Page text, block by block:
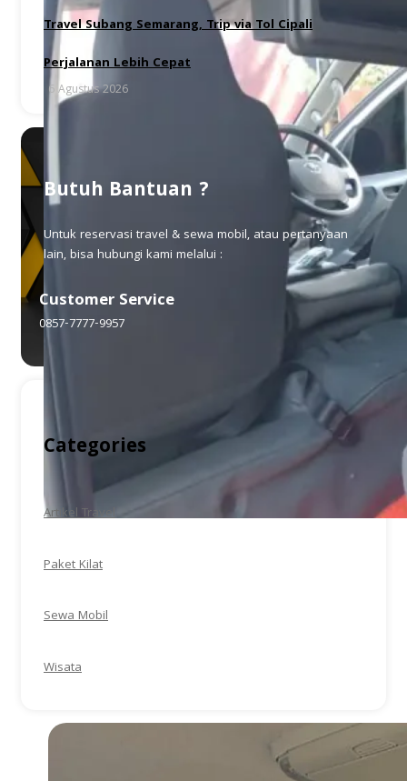
Travel Subang Semarang, Trip via Tol Cipali
Perjalanan Lebih Cepat
6 Agustus 2026
Butuh Bantuan ?
Untuk reservasi travel & sewa mobil, atau pertanyaan
lain, bisa hubungi kami melalui :
Customer Service
0857-7777-9957
Categories
Artikel Travel
Paket Kilat
Sewa Mobil
Wisata